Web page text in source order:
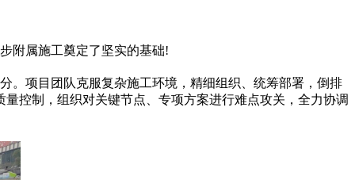
附属施工奠定了坚实的基础!
。项目团队克服复杂施工环境，精细组织、统筹部署，倒排
控制，组织对关键节点、专项方案进行难点攻关，全力协调